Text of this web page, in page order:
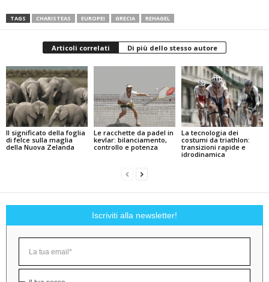
TAGS CHARISTEAS EUROPEI GRECIA REHAGEL
Articoli correlati Di più dello stesso autore
Il significato della foglia
di felce sulla maglia
della Nuova Zelanda
Le racchette da padel in
kevlar: bilanciamento,
controllo e potenza
La tecnologia dei
costumi da triathlon:
transizioni rapide e
idrodinamica
Iscriviti alla newsletter!